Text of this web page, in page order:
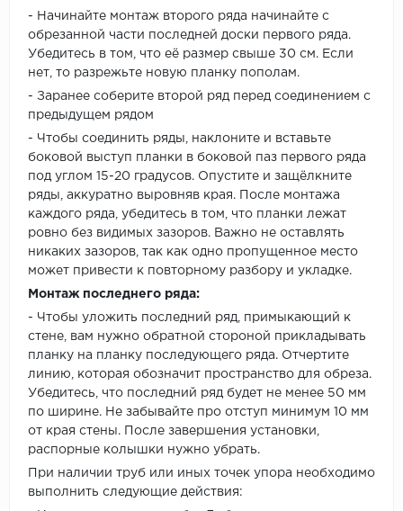
- Начинайте монтаж второго ряда начинайте с
обрезанной части последней доски первого ряда.
Убедитесь в том, что её размер свыше 30 см. Если
нет, то разрежьте новую планку пополам.
- Заранее соберите второй ряд перед соединением с
предыдущем рядом
- Чтобы соединить ряды, наклоните и вставьте
боковой выступ планки в боковой паз первого ряда
под углом 15-20 градусов. Опустите и защёлкните
ряды, аккуратно выровняв края. После монтажа
каждого ряда, убедитесь в том, что планки лежат
ровно без видимых зазоров. Важно не оставлять
никаких зазоров, так как одно пропущенное место
может привести к повторному разбору и укладке.
Монтаж последнего ряда:
- Чтобы уложить последний ряд, примыкающий к
стене, вам нужно обратной стороной прикладывать
планку на планку последующего ряда. Отчертите
линию, которая обозначит пространство для обреза.
Убедитесь, что последний ряд будет не менее 50 мм
по ширине. Не забывайте про отступ минимум 10 мм
от края стены. После завершения установки,
распорные колышки нужно убрать.
При наличии труб или иных точек упора необходимо
выполнить следующие действия: